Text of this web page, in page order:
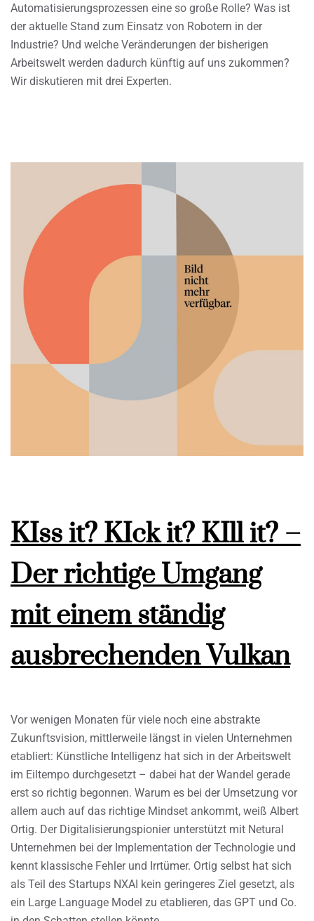
Automatisierungsprozessen eine so große Rolle? Was ist
der aktuelle Stand zum Einsatz von Robotern in der
Industrie? Und welche Veränderungen der bisherigen
Arbeitswelt werden dadurch künftig auf uns zukommen?
Wir diskutieren mit drei Experten.
KIss it? KIck it? KIll it? –
Der richtige Umgang
mit einem ständig
ausbrechenden Vulkan
Vor wenigen Monaten für viele noch eine abstrakte
Zukunftsvision, mittlerweile längst in vielen Unternehmen
etabliert: Künstliche Intelligenz hat sich in der Arbeitswelt
im Eiltempo durchgesetzt – dabei hat der Wandel gerade
erst so richtig begonnen. Warum es bei der Umsetzung vor
allem auch auf das richtige Mindset ankommt, weiß Albert
Ortig. Der Digitalisierungspionier unterstützt mit Netural
Unternehmen bei der Implementation der Technologie und
kennt klassische Fehler und Irrtümer. Ortig selbst hat sich
als Teil des Startups NXAI kein geringeres Ziel gesetzt, als
ein Large Language Model zu etablieren, das GPT und Co.